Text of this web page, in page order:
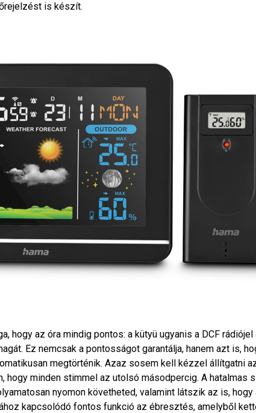
is készít.
hogy az óra mindig pontos: a kütyü ugyanis a DCF rádiójel
Ez nemcsak a pontosságot garantálja, hanem azt is,
megtörténik. Azaz sosem kell kézzel állítgatni
hogy minden stimmel az utolsó másodpercig. A hatalmas
nyomon követheted, valamint látszik az is, hogy
kapcsolódó fontos funkció az ébresztés, amelyből